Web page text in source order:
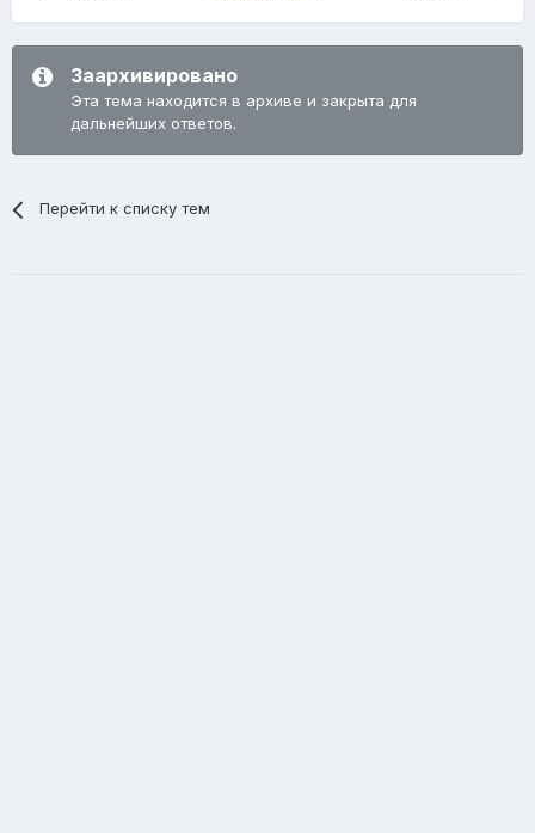
Заархивировано
Эта тема находится в архиве и закрыта для
дальнейших ответов.
Перейти к списку тем